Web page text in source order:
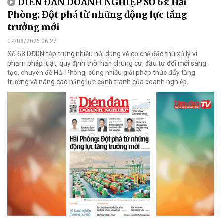
Phòng: Đột phá từ những động lực tăng
trưởng mới
07/08/2026 06:27
Số 63 DĐDN tập trung nhiều nội dung về cơ chế đặc thù xử lý vi
phạm pháp luật, quy định thời hạn chung cư, đầu tư đổi mới sáng
tạo, chuyên đề Hải Phòng, cùng nhiều giải pháp thúc đẩy tăng
trưởng và nâng cao năng lực cạnh tranh của doanh nghiệp.